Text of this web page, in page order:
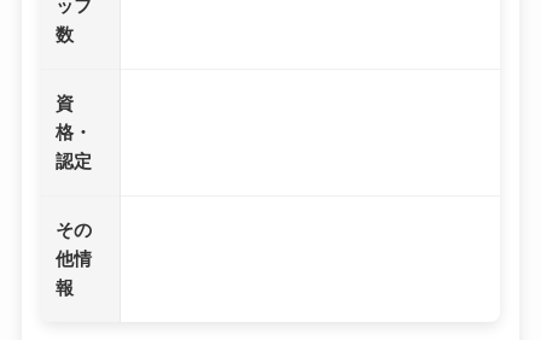
ッフ
数
資
格・
認定
その
他情
報